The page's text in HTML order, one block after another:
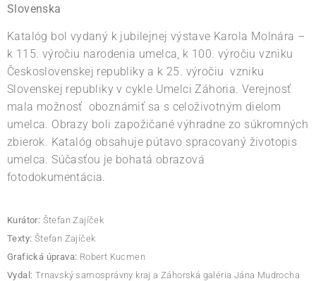
Slovenska
Katalóg bol vydaný k jubilejnej výstave Karola Molnára –
k 115. výročiu narodenia umelca, k 100. výročiu vzniku
Československej republiky a k 25. výročiu vzniku
Slovenskej republiky v cykle Umelci Záhoria. Verejnosť
mala možnosť oboznámiť sa s celoživotným dielom
umelca. Obrazy boli zapožičané výhradne zo súkromných
zbierok. Katalóg obsahuje pútavo spracovaný životopis
umelca. Súčasťou je bohatá obrazová
fotodokumentácia.
Kurátor: Štefan Zajíček
Texty: Štefan Zajíček
Grafická úprava: Robert Kucmen
Vydal: Trnavský samosprávny kraj a Záhorská galéria Jána Mudrocha